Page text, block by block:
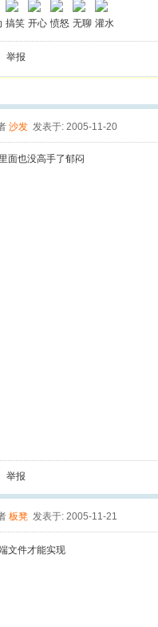
搞笑 开心 愤怒 无聊 灌水
举报
沙发 发表于: 2005-11-20
面也没高手了郁闷
举报
板凳 发表于: 2005-11-21
文件才能实现